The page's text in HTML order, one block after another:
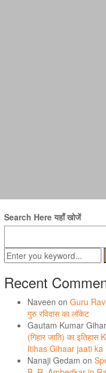
Search Here यहाँ खोजें
Recent
Naveen on Guru
गुरु रविदास का लॉकेट
Gautam Kumar
(गिहार जाति) का
Itihas Gihaar jaati ka
Nanaji Gedam on